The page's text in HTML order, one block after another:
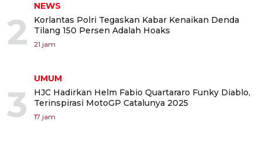
2
NEWS
Korlantas Polri Tegaskan Kabar Kenaikan Denda
Tilang 150 Persen Adalah Hoaks
21 jam
3
UMUM
HJC Hadirkan Helm Fabio Quartararo Funky Diablo,
Terinspirasi MotoGP Catalunya 2025
17 jam